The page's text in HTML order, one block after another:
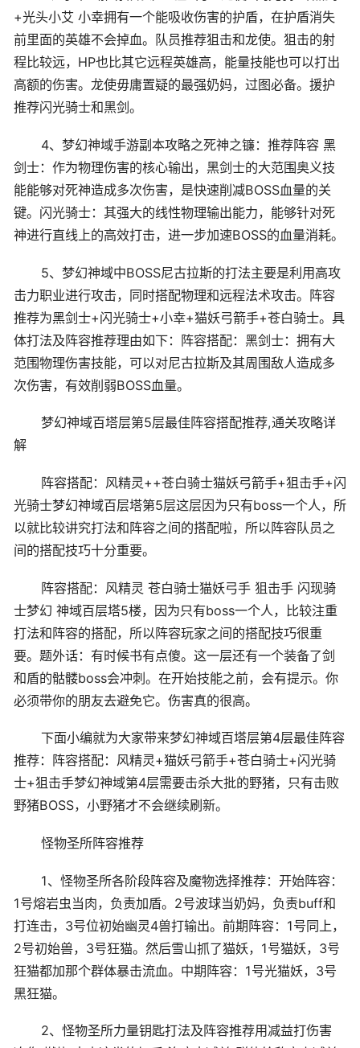
+光头小艾 小幸拥有一个能吸收伤害的护盾，在护盾消失
前里面的英雄不会掉血。队员推荐狙击和龙使。狙击的射
程比较远，HP也比其它远程英雄高，能量技能也可以打出
高额的伤害。龙使毋庸置疑的最强奶妈，过图必备。援护
推荐闪光骑士和黑剑。
4、梦幻神域手游副本攻略之死神之镰：推荐阵容 黑
剑士：作为物理伤害的核心输出，黑剑士的大范围奥义技
能能够对死神造成多次伤害，是快速削减BOSS血量的关
键。闪光骑士：其强大的线性物理输出能力，能够针对死
神进行直线上的高效打击，进一步加速BOSS的血量消耗。
5、梦幻神域中BOSS尼古拉斯的打法主要是利用高攻
击力职业进行攻击，同时搭配物理和远程法术攻击。阵容
推荐为黑剑士+闪光骑士+小幸+猫妖弓箭手+苍白骑士。具
体打法及阵容推荐理由如下：阵容搭配：黑剑士：拥有大
范围物理伤害技能，可以对尼古拉斯及其周围敌人造成多
次伤害，有效削弱BOSS血量。
梦幻神域百塔层第5层最佳阵容搭配推荐,通关攻略详
解
阵容搭配：风精灵++苍白骑士猫妖弓箭手+狙击手+闪
光骑士梦幻神域百层塔第5层这层因为只有boss一个人，所
以就比较讲究打法和阵容之间的搭配啦，所以阵容队员之
间的搭配技巧十分重要。
阵容搭配：风精灵 苍白骑士猫妖弓手 狙击手 闪现骑
士梦幻 神域百层塔5楼，因为只有boss一个人，比较注重
打法和阵容的搭配，所以阵容玩家之间的搭配技巧很重
要。题外话：有时候书有点傻。这一层还有一个装备了剑
和盾的骷髅boss会冲刺。在开始技能之前，会有提示。你
必须带你的朋友去避免它。伤害真的很高。
下面小编就为大家带来梦幻神域百塔层第4层最佳阵容
推荐：阵容搭配：风精灵+猫妖弓箭手+苍白骑士+闪光骑
士+狙击手梦幻神域第4层需要击杀大批的野猪，只有击败
野猪BOSS，小野猪才不会继续刷新。
怪物圣所阵容推荐
1、怪物圣所各阶段阵容及魔物选择推荐：开始阵容：
1号熔岩虫当肉，负责加盾。2号波球当奶妈，负责buff和
打连击，3号位初始幽灵4兽打输出。前期阵容：1号同上，
2号初始兽，3号狂猫。然后雪山抓了猫妖，1号猫妖，3号
狂猫都加那个群体暴击流血。中期阵容：1号光猫妖，3号
黑狂猫。
2、怪物圣所力量钥匙打法及阵容推荐用减益打伤害